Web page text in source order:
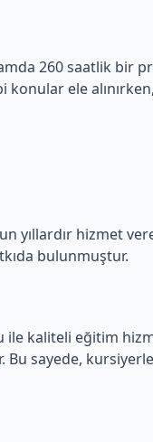
260 saatlik bir
ele
yıllardır hizmet
bulunmuştur.
ile kaliteli eğitim
sayede,